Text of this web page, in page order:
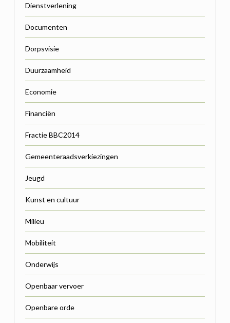
Dienstverlening
Documenten
Dorpsvisie
Duurzaamheid
Economie
Financiën
Fractie BBC2014
Gemeenteraadsverkiezingen
Jeugd
Kunst en cultuur
Milieu
Mobiliteit
Onderwijs
Openbaar vervoer
Openbare orde